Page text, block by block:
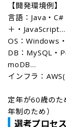
【開発環境例】
言語：Java・
＋・JavaScript...
OS：Windows
DB：MySQL・
moDB...
インフラ：
定年が60歳のた
年制のため）
選考プロセス